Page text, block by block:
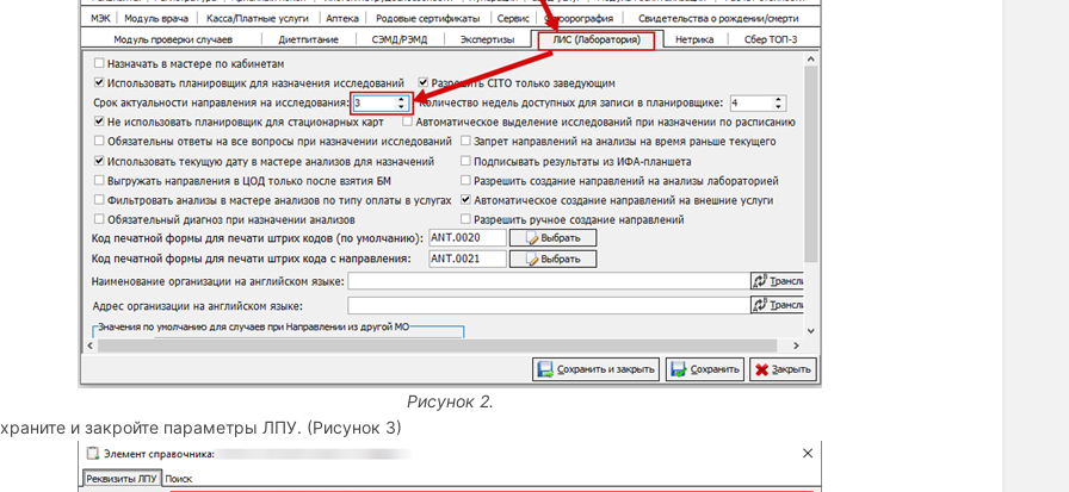
Рисунок 2.
и закройте параметры ЛПУ. (Рисунок 3)